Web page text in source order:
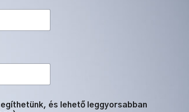
és lehető leggyorsabban